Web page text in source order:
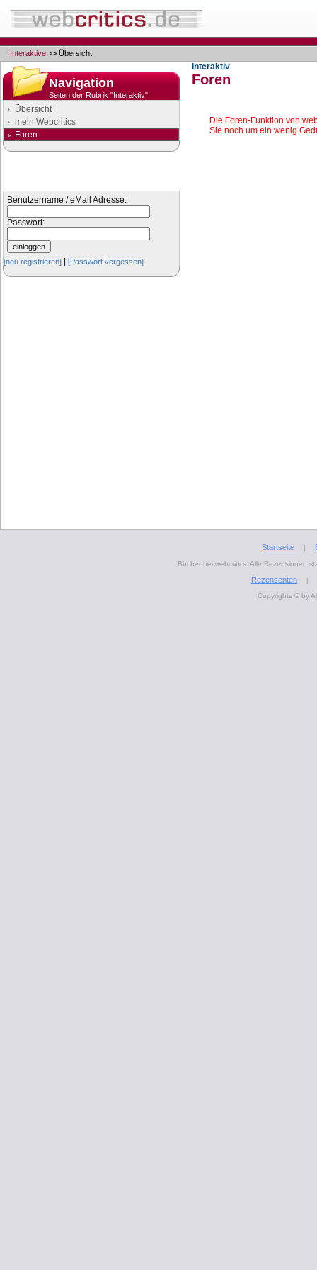
Interaktive >> Übersicht
Navigation
Seiten der Rubrik "Interaktiv"
Übersicht
mein Webcritics
Foren
Benutzername / eMail Adresse:
Passwort:
[neu registrieren] [Passwort vergessen]
Interaktiv
Foren
Die Foren-Funktion von
Sie noch um ein wenig
Startseite |
Bücher bei webcritics: Alle Rezensionen
Rezensenten
|
Copyrights © by